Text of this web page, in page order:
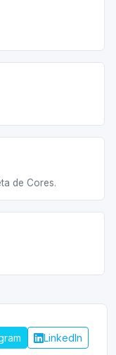
de Cores.
LinkedIn